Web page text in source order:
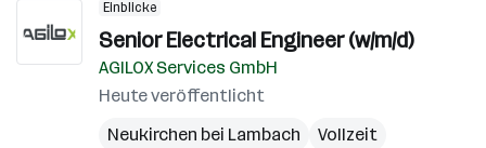
Einblicke
Senior Electrical Engineer (w/m/d)
AGILOX Services GmbH
Heute veröffentlicht
Neukirchen bei Lambach
Vollzeit